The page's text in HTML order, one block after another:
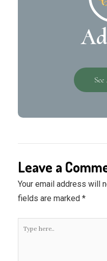
Leave a
Your email address will
fields are marked *